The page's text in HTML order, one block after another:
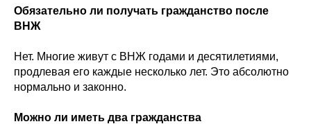
Обязательно ли получать гражданство после
ВНЖ
Нет. Многие живут с ВНЖ годами и десятилетиями,
продлевая его каждые несколько лет. Это абсолютно
нормально и законно.
Можно ли иметь два гражданства